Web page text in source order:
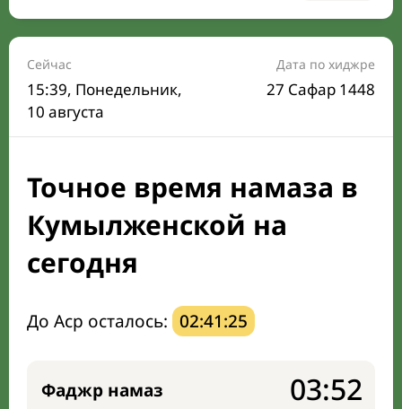
Время намаза на сегодня
Расписание на месяц
Время Сухура и Ифтара на сегодня
Календарь рамадана
Направление киблы
Сейчас
15:39, Понедельник,
10 августа
Дата по хиджре
27 Сафар 1448
Точное время намаза в
Кумылженской на
сегодня
До Аср осталось: 02:41:24
Фаджр намаз 03:52